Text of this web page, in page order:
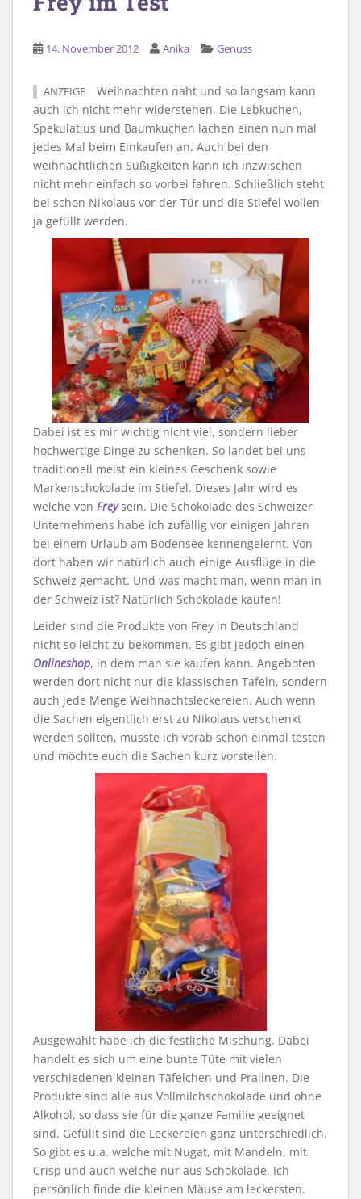
14. November 2012 Anika Genuss
ANZEIGE
Weihnachten naht und so langsam kann
auch ich nicht mehr widerstehen. Die Lebkuchen,
Spekulatius und Baumkuchen lachen einen nun mal
jedes Mal beim Einkaufen an. Auch bei den
weihnachtlichen Süßigkeiten kann ich inzwischen
nicht mehr einfach so vorbei fahren. Schließlich steht
bei schon Nikolaus vor der Tür und die Stiefel wollen
ja gefüllt werden.
Dabei ist es mir wichtig nicht viel, sondern lieber
hochwertige Dinge zu schenken. So landet bei uns
traditionell meist ein kleines Geschenk sowie
Markenschokolade im Stiefel. Dieses Jahr wird es
welche von Freysein. Die Schokolade des Schweizer
Unternehmens habe ich zufällig vor einigen Jahren
bei einem Urlaub am Bodensee kennengelernt. Von
dort haben wir natürlich auch einige Ausflüge in die
Schweiz gemacht. Und was macht man, wenn man in
der Schweiz ist? Natürlich Schokolade kaufen!
Leider sind die Produkte von Frey in Deutschland
nicht so leicht zu bekommen. Es gibt jedoch einen
Onlineshop, in dem man sie kaufen kann. Angeboten
werden dort nicht nur die klassischen Tafeln, sondern
auch jede Menge Weihnachtsleckereien. Auch wenn
die Sachen eigentlich erst zu Nikolaus verschenkt
werden sollten, musste ich vorab schon einmal testen
und möchte euch die Sachen kurz vorstellen.
Ausgewählt habe ich die festliche Mischung. Dabei
handelt es sich um eine bunte Tüte mit vielen
verschiedenen kleinen Täfelchen und Pralinen. Die
Produkte sind alle aus Vollmilchschokolade und ohne
Alkohol, so dass sie für die ganze Familie geeignet
sind. Gefüllt sind die Leckereien ganz unterschiedlich.
So gibt es u.a. welche mit Nugat, mit Mandeln, mit
Crisp und auch welche nur aus Schokolade. Ich
persönlich finde die kleinen Mäuse am leckersten.